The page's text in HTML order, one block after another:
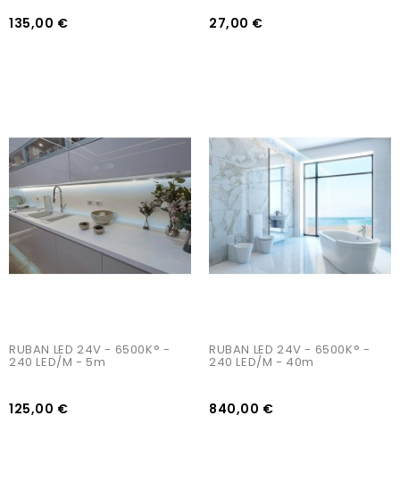
135,00 € 27,00 €
RUBAN LED 24V - 6500K° -
240 LED/m - 5m
125,00 €
RUBAN LED 24V - 6500K° -
240 LED/m - 40m
840,00 €